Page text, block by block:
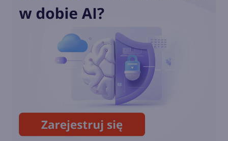
Nowy pasek narzędzi
Office. Jak to działa?
Microsoft Forms pozwala już
zbierać do 5 milionów
odpowiedzi na 1 formularz